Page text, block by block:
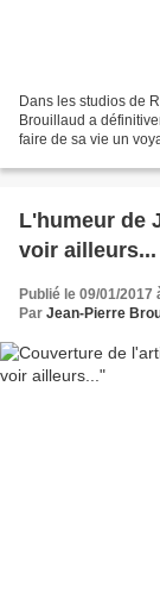
Dans les studios de
Brouillaud a
faire de sa vie un
L'humeur de
voir ailleurs...
Publié le 09/01/2017
Par Jean-Pierre